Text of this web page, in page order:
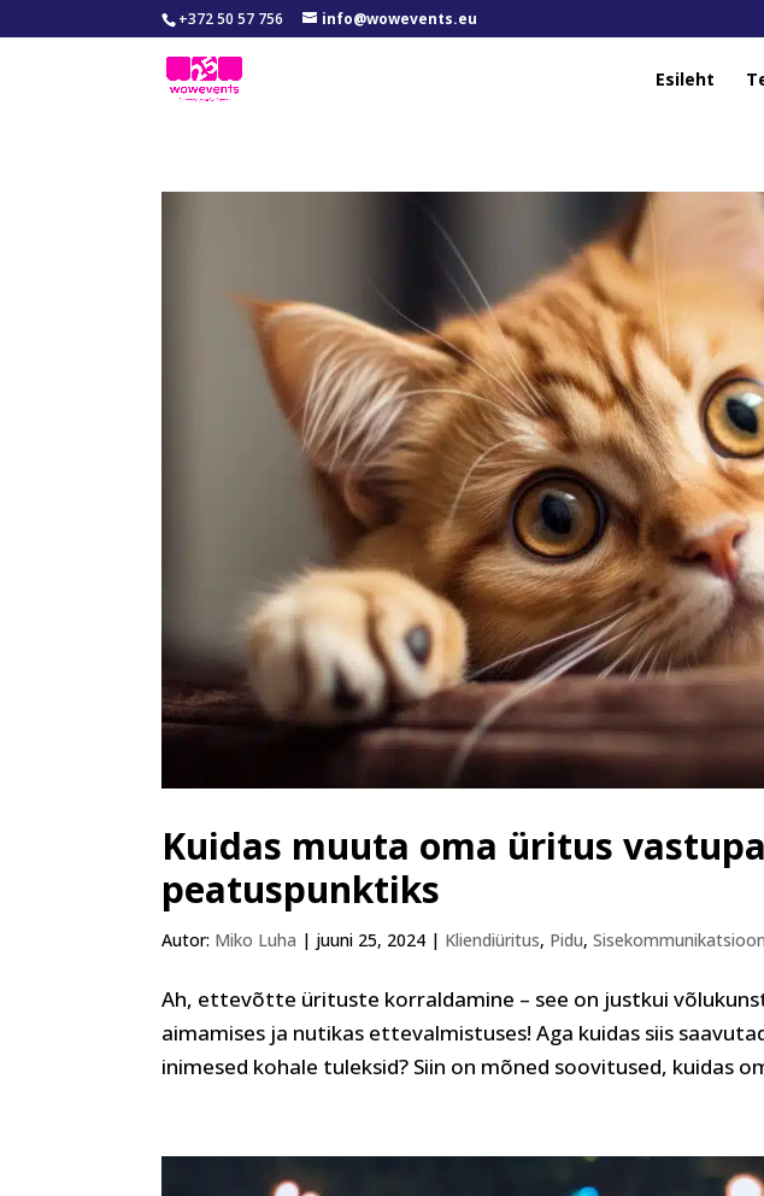
+372 50 57 756 info@wowevents.eu
Esileht
Kuidas muuta oma üritus
peatuspunktiks
Autor: Miko Luha | juuni 25, 2024 | Kliendiüritus, Pidu,Sisekommunikatsioon
Ah, ettevõtte ürituste korraldamine – see on justkui
aimamises ja nutikas ettevalmistuses! Aga kuidas siis
inimesed kohale tuleksid? Siin on mõned soovitused, kuidas